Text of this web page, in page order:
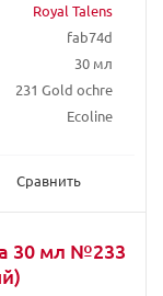
Royal Talens
fab74d
30 мл
231 Gold ochre
Ecoline
Сравнить
30 мл №233